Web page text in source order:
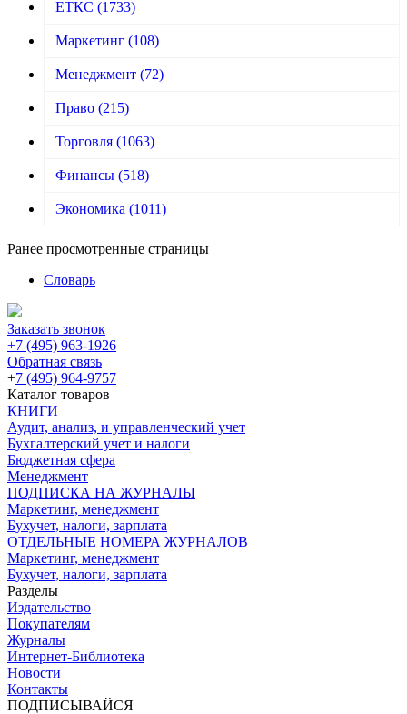
ЕТКС (1733)
Маркетинг (108)
Менеджмент (72)
Право (215)
Торговля (1063)
Финансы (518)
Экономика (1011)
Ранее просмотренные страницы
Словарь
Заказать звонок
+7 (495) 963-1926
Обратная связь
+7 (495) 964-9757
Каталог товаров
КНИГИ
Аудит, анализ, и управленческий учет
Бухгалтерский учет и налоги
Бюджетная сфера
Менеджмент
ПОДПИСКА НА ЖУРНАЛЫ
Маркетинг, менеджмент
Бухучет, налоги, зарплата
ОТДЕЛЬНЫЕ НОМЕРА ЖУРНАЛОВ
Маркетинг, менеджмент
Бухучет, налоги, зарплата
Разделы
Издательство
Покупателям
Журналы
Интернет-Библиотека
Новости
Контакты
ПОДПИСЫВАЙСЯ